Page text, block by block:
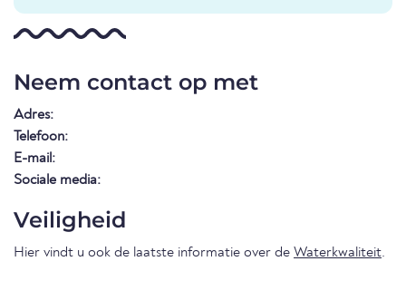
Neem contact op met
Adres:
Telefoon:
E-mail:
Sociale media:
Veiligheid
Hier vindt u ook de laatste informatie over de Waterkwaliteit.